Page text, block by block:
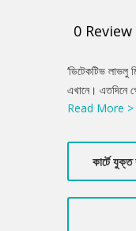
0 Review
Product
‘ডিটেকটিভ লাভলু
এখানে। এতদিনে
জমিদারের নাতি,
ঘটনার সম্মুখীন
হন গোয়েন্দা
Read More >
কার্টে